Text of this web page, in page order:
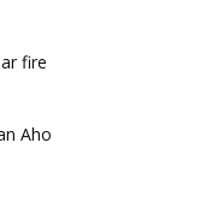
fire
Aho